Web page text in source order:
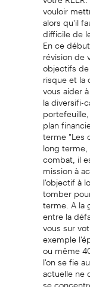
vouloir
alors qu'il
difficile de
En ce
révision de
objectifs
risque et la
vous aider
la diversifi-
plan
terme "Les
long
combat, il
mission à
l'objectif à
tomber
terme. A la
entre la
vous sur
exemple
ou même
l'on se fie
actuelle ne
se